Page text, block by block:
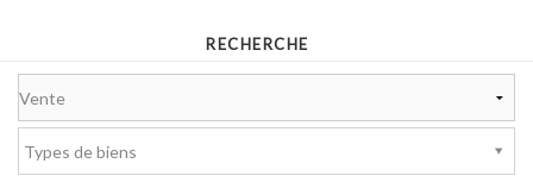
NOUS CONTACTER
RECHERCHE
Types de biens